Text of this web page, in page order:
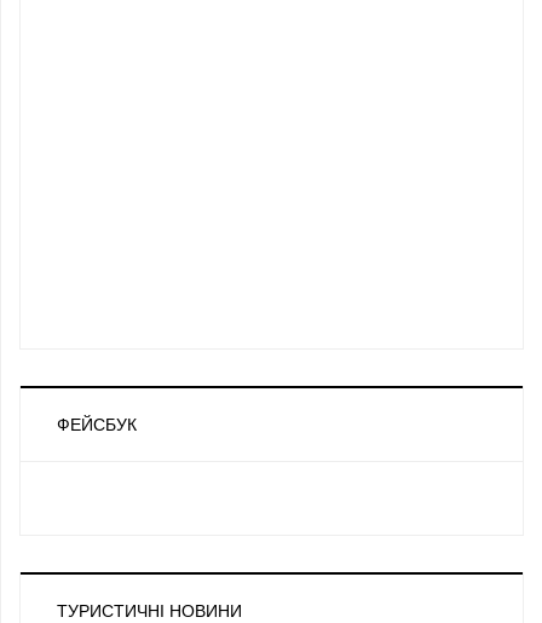
ФЕЙСБУК
ТУРИСТИЧНІ НОВИНИ